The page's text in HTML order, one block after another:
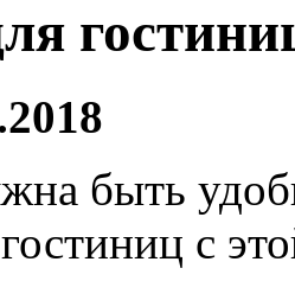
быть
с